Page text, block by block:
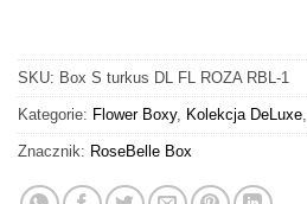
SKU: Box S turkus DL FL ROZA RBL-1
Kategorie: Flower Boxy, Kolekcja DeLuxe,
Znacznik: RoseBelle Box